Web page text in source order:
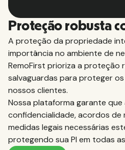
Proteção robusta
A proteção da propriedade
importância no ambiente de
RemoFirst prioriza a proteção
salvaguardas para proteger
nossos clientes.
Nossa plataforma garante
confidencialidade, acordos de
medidas legais necessárias
protegendo sua PI em todas